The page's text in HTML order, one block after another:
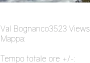
Val Bognanco3523 Views
Mappa:
Tempo totale ore +/-: